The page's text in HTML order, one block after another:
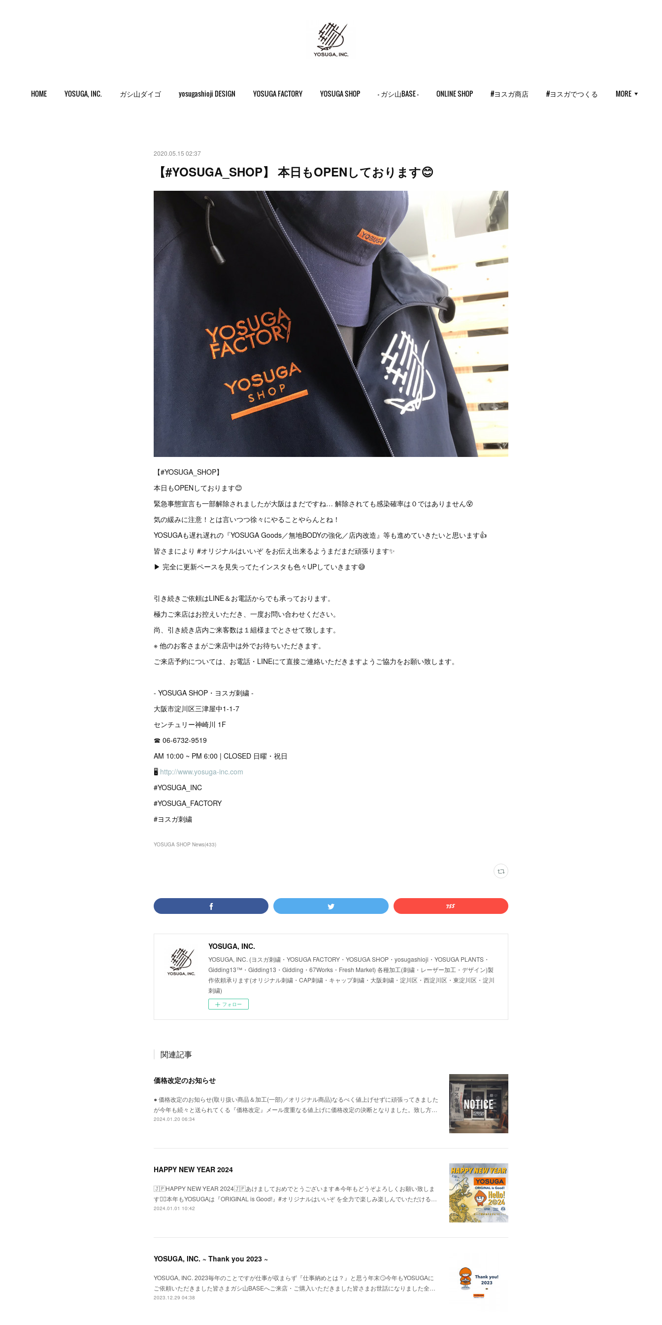
HOME YOSUGA, INC. ガシ山ダイゴ yosugashioji DESIGN YOSUGA FACTORY YOSUGA SHOP - ガシ山BASE - ONLINE SHOP #ヨスガ商店 #ヨスガでつくる MORE
2020.05.15 02:37
【#YOSUGA_SHOP】 本日もOPENしております😊
【#YOSUGA_SHOP】
本日もOPENしております😊
緊急事態宣言も一部解除されましたが大阪はまだですね… 解除されても感染確率は０ではありません😵
気の緩みに注意！とは言いつつ徐々にやることやらんとね！
YOSUGAも遅れ遅れの『YOSUGA Goods／無地BODYの強化／店内改造』等も進めていきたいと思います👍
皆さまにより #オリジナルはいいぞ をお伝え出来るようまだまだ頑張ります✨
▶︎ 完全に更新ペースを見失ってたインスタも色々UPしていきます😅
引き続きご依頼はLINE＆お電話からでも承っております。
極力ご来店はお控えいただき、一度お問い合わせください。
尚、引き続き店内ご来客数は１組様までとさせて致します。
※ 他のお客さまがご来店中は外でお待ちいただきます。
ご来店予約については、お電話・LINEにて直接ご連絡いただきますようご協力をお願い致します。
- YOSUGA SHOP・ヨスガ刺繍 -
大阪市淀川区三津屋中1-1-7
センチュリー神崎川 1F
☎︎ 06-6732-9519
AM 10:00 ~ PM 6:00 | CLOSED 日曜・祝日
🖥 http://www.yosuga-inc.com
#YOSUGA_INC
#YOSUGA_FACTORY
#ヨスガ刺繍
YOSUGA SHOP News(433)
YOSUGA, INC.
YOSUGA, INC. (ヨスガ刺繍・YOSUGA FACTORY・YOSUGA SHOP・yosugashioji・YOSUGA PLANTS・
Gidding13™・Gidding13・Gidding・67Works・Fresh Market) 各種加工(刺繍・レーザー加工・デザイン)製
作依頼承ります(オリジナル刺繍・CAP刺繍・キャップ刺繍・大阪刺繍・淀川区・西淀川区・東淀川区・淀川
刺繍)
フォロー
関連記事
価格改定のお知らせ
● 価格改定のお知らせ(取り扱い商品＆加工(一部)／オリジナル商品)なるべく値上げせずに頑張ってきました
が今年も続々と送られてくる『価格改定』メール度重なる値上げに価格改定の決断となりました。致し方…
2024.01.20 06:34
HAPPY NEW YEAR 2024
🇯🇵HAPPY NEW YEAR 2024🇯🇵あけましておめでとうございます🎍今年もどうぞよろしくお願い致しま
す🙇‍♂️本年もYOSUGAは『ORIGINAL is Good!』#オリジナルはいいぞ を全力で楽しみ楽しんでいただける…
2024.01.01 10:42
YOSUGA, INC. ~ Thank you 2023 ~
YOSUGA, INC. 2023毎年のことですが仕事が収まらず『仕事納めとは？』と思う年末🙄今年もYOSUGAに
ご依頼いただきました皆さまガシ山BASEへご来店・ご購入いただきました皆さまお世話になりました全…
2023.12.29 04:38